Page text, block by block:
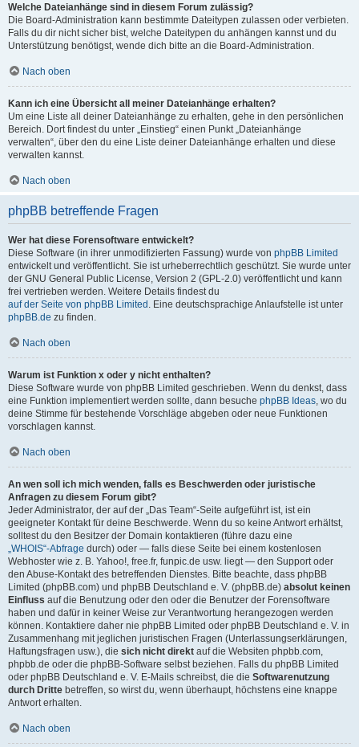
Welche Dateianhänge sind in diesem Forum zulässig?
Die Board-Administration kann bestimmte Dateitypen zulassen oder verbieten.
Falls du dir nicht sicher bist, welche Dateitypen du anhängen kannst und du
Unterstützung benötigst, wende dich bitte an die Board-Administration.
Nach oben
Kann ich eine Übersicht all meiner Dateianhänge erhalten?
Um eine Liste all deiner Dateianhänge zu erhalten, gehe in den persönlichen
Bereich. Dort findest du unter „Einstieg“ einen Punkt „Dateianhänge
verwalten“, über den du eine Liste deiner Dateianhänge erhalten und diese
verwalten kannst.
Nach oben
phpBB betreffende Fragen
Wer hat diese Forensoftware entwickelt?
Diese Software (in ihrer unmodifizierten Fassung) wurde von phpBB Limited
entwickelt und veröffentlicht. Sie ist urheberrechtlich geschützt. Sie wurde unter
der GNU General Public License, Version 2 (GPL-2.0) veröffentlicht und kann
frei vertrieben werden. Weitere Details findest du
auf der Seite von phpBB Limited . Eine deutschsprachige Anlaufstelle ist unter
phpBB.de zu finden.
Nach oben
Warum ist Funktion x oder y nicht enthalten?
Diese Software wurde von phpBB Limited geschrieben. Wenn du denkst, dass
eine Funktion implementiert werden sollte, dann besuche phpBB Ideas , wo du
deine Stimme für bestehende Vorschläge abgeben oder neue Funktionen
vorschlagen kannst.
Nach oben
An wen soll ich mich wenden, falls es Beschwerden oder juristische
Anfragen zu diesem Forum gibt?
Jeder Administrator, der auf der „Das Team“-Seite aufgeführt ist, ist ein
geeigneter Kontakt für deine Beschwerde. Wenn du so keine Antwort erhältst,
solltest du den Besitzer der Domain kontaktieren (führe dazu eine
„WHOIS“-Abfrage durch) oder — falls diese Seite bei einem kostenlosen
Webhoster wie z. B. Yahoo!, free.fr, funpic.de usw. liegt — den Support oder
den Abuse-Kontakt des betreffenden Dienstes. Bitte beachte, dass phpBB
Limited (phpBB.com) und phpBB Deutschland e. V. (phpBB.de) absolut keinen
Einfluss auf die Benutzung oder den oder die Benutzer der Forensoftware
haben und dafür in keiner Weise zur Verantwortung herangezogen werden
können. Kontaktiere daher nie phpBB Limited oder phpBB Deutschland e. V. in
Zusammenhang mit jeglichen juristischen Fragen (Unterlassungserklärungen,
Haftungsfragen usw.), die sich nicht direkt auf die Websiten phpbb.com,
phpbb.de oder die phpBB-Software selbst beziehen. Falls du phpBB Limited
oder phpBB Deutschland e. V. E-Mails schreibst, die die Softwarenutzung
durch Dritte betreffen, so wirst du, wenn überhaupt, höchstens eine knappe
Antwort erhalten.
Nach oben